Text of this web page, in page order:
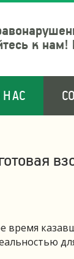
к
НАС
время